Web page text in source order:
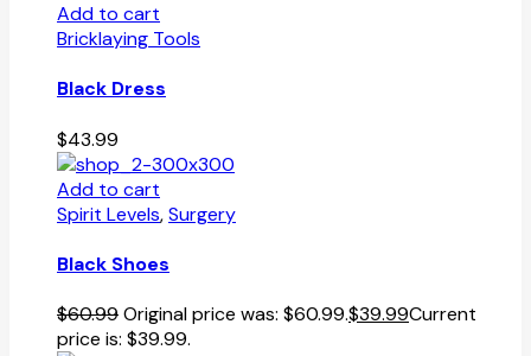
Add to cart
Bricklaying Tools
Black Dress
$43.99
Add to cart
Spirit Levels,Surgery
Black Shoes
$60.99Original price was: $60.99.$39.99Current
price is: $39.99.